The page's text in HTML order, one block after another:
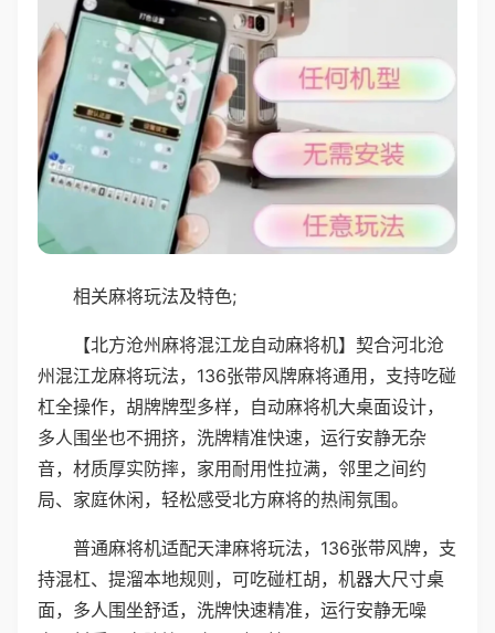
相关麻将玩法及特色;
【北方沧州麻将混江龙自动麻将机】契合河北沧
州混江龙麻将玩法，136张带风牌麻将通用，支持吃碰
杠全操作，胡牌牌型多样，自动麻将机大桌面设计，
多人围坐也不拥挤，洗牌精准快速，运行安静无杂
音，材质厚实防摔，家用耐用性拉满，邻里之间约
局、家庭休闲，轻松感受北方麻将的热闹氛围。
普通麻将机适配天津麻将玩法，136张带风牌，支
持混杠、提溜本地规则，可吃碰杠胡，机器大尺寸桌
面，多人围坐舒适，洗牌快速精准，运行安静无噪